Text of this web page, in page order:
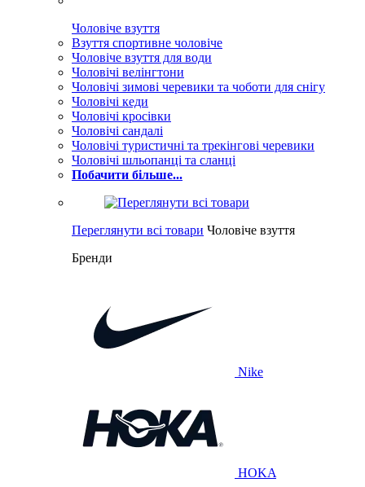
Чоловіче взуття
Взуття спортивне чоловіче
Чоловіче взуття для води
Чоловічі велінгтони
Чоловічі зимові черевики та чоботи для снігу
Чоловічі кеди
Чоловічі кросівки
Чоловічі сандалі
Чоловічі туристичні та трекінгові черевики
Чоловічі шльопанці та сланці
Побачити більше...
Переглянути всі товари Чоловіче взуття
Бренди
Nike
HOKA